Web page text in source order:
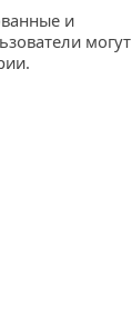
и
могут